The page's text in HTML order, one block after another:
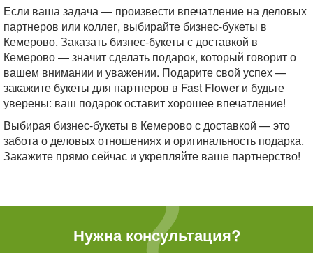
Если ваша задача — произвести впечатление на деловых
партнеров или коллег, выбирайте бизнес-букеты в
Кемерово. Заказать бизнес-букеты с доставкой в
Кемерово — значит сделать подарок, который говорит о
вашем внимании и уважении. Подарите свой успех —
закажите букеты для партнеров в Fast Flower и будьте
уверены: ваш подарок оставит хорошее впечатление!
Выбирая бизнес-букеты в Кемерово с доставкой — это
забота о деловых отношениях и оригинальность подарка.
Закажите прямо сейчас и укрепляйте ваше партнерство!
Нужна консультация?